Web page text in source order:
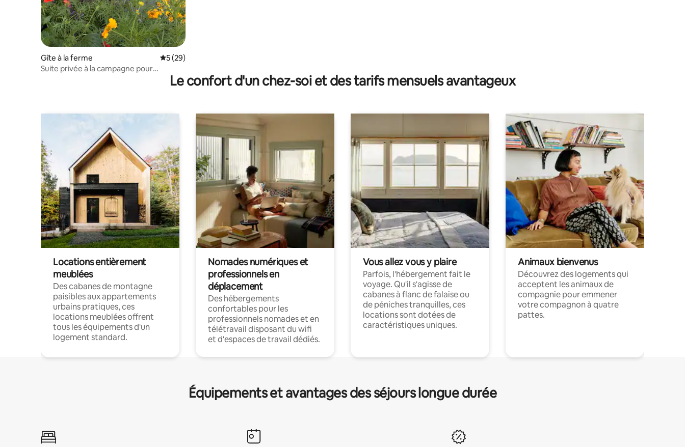
Gîte à la ferme Évaluation moyenne sur la base de 29 commentaires : 5 sur 5
5 (29)
Suite privée à la campagne pour
voyageurs près de NEC/de l'aéroport/Le confort d'un chez-soi et des tarifs mensuels avantageux
Locations entièrement
meublées
Des cabanes de montagne
paisibles aux appartements
urbains pratiques, ces
locations meublées offrent
tous les équipements d'un
logement standard.
Nomades numériques et
professionnels en
déplacement
Des hébergements
confortables pour les
professionnels nomades et en
télétravail disposant du wifi
et d'espaces de travail dédiés.
Vous allez vous y plaire
Parfois, l'hébergement fait le
voyage. Qu'il s'agisse de
cabanes à flanc de falaise ou
de péniches tranquilles, ces
locations sont dotées de
caractéristiques uniques.
Animaux bienvenus
Découvrez des logements qui
acceptent les animaux de
compagnie pour emmener
votre compagnon à quatre
pattes.
Équipements et avantages des séjours longue durée